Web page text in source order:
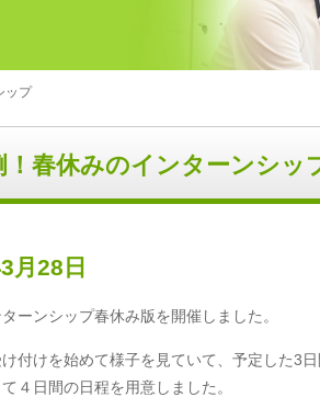
ップ
！春休みのインターンシッ
月28日
ーンシップ春休み版を開催しました。
付けを始めて様子を見ていて、予定した3
４日間の日程を用意しました。